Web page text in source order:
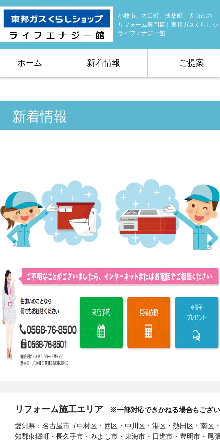
小牧市、大口町、扶桑町、犬山市の
リフォーム専門店｜東邦ガスくらしシ
ライフエナジー館
ホーム 新着情報 ご提案
新着情報
リフォーム施工エリア ※一部対応できかねる場合もござ
愛知県：名古屋市（中村区・西区・中川区・港区・熱田区・南
知郡東郷町・長久手市・みよし市・東海市・日進市・豊明市・